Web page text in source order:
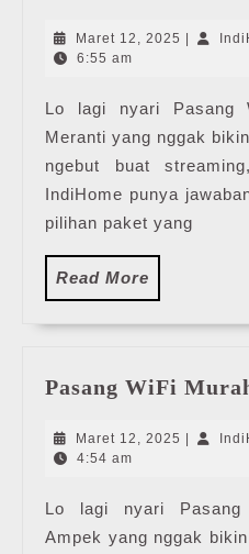
Murah
Kepulauan
Maret 12, 2025 Maret
|
6:55 am
Lo lagi nyari Pasang
Meranti yang nggak
ngebut buat
IndiHome punya
pilihan paket yang
Read More
More
Pasang WiFi
Maret 12, 2025 Maret
4:54 am
Lo lagi nyari Pasang
Ampek yang nggak